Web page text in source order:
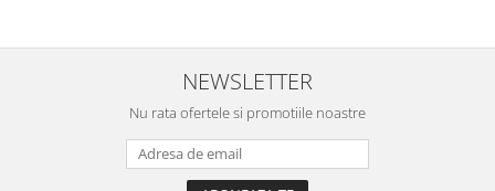
NEWSLETTER
Nu rata ofertele si promotiile noastre